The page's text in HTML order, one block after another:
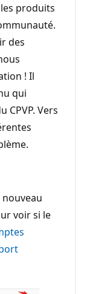
produits
des
! Il
qui
CPVP. Vers
voir si le